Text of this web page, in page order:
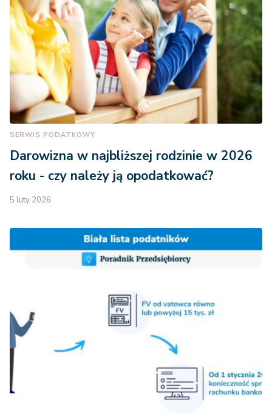
SERWIS PODATKOWY
Darowizna w najbliższej rodzinie w 2026
roku - czy należy ją opodatkować?
5 luty 2026